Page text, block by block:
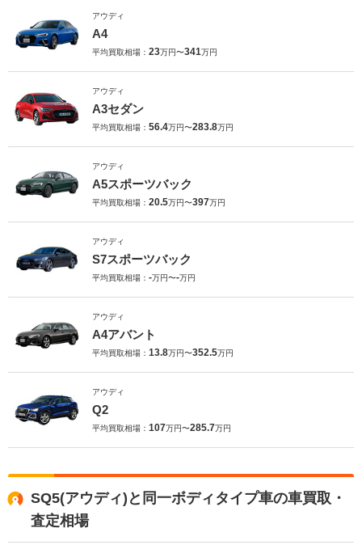
アウディ
A4
平均買取相場： 23万円〜341万円
アウディ
A3セダン
平均買取相場： 56.4万円〜283.8万円
アウディ
A5スポーツバック
平均買取相場： 20.5万円〜397万円
アウディ
S7スポーツバック
平均買取相場： -万円〜-万円
アウディ
A4アバント
平均買取相場： 13.8万円〜352.5万円
アウディ
Q2
平均買取相場： 107万円〜285.7万円
SQ5(アウディ)と同一ボディタイプ車の車買取・
査定相場